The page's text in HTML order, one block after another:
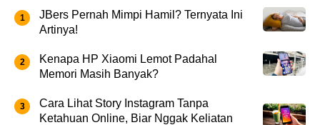
JBers Pernah Mimpi Hamil? Ternyata Ini
Artinya!
Kenapa HP Xiaomi Lemot Padahal
Memori Masih Banyak?
Cara Lihat Story Instagram Tanpa
Ketahuan Online, Biar Nggak Keliatan